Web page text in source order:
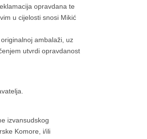
opravdana te
u cijelosti snosi Mikić
ambalaži, uz
utvrdi opravdanost
izvansudskog
Komore, i/ili